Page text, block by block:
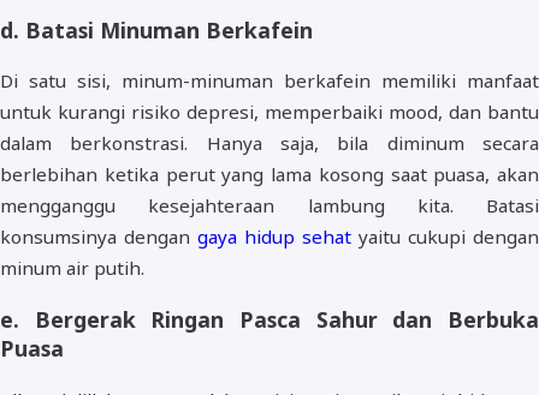
d. Batasi Minuman Berkafein
Di satu sisi, minum-minuman berkafein memiliki manfaat
untuk kurangi risiko depresi, memperbaiki mood, dan bantu
dalam berkonstrasi. Hanya saja, bila diminum secara
berlebihan ketika perut yang lama kosong saat puasa, akan
mengganggu kesejahteraan lambung kita. Batasi
konsumsinya dengan gaya hidup sehat yaitu cukupi dengan
minum air putih.
e. Bergerak Ringan Pasca Sahur dan Berbuka
Puasa